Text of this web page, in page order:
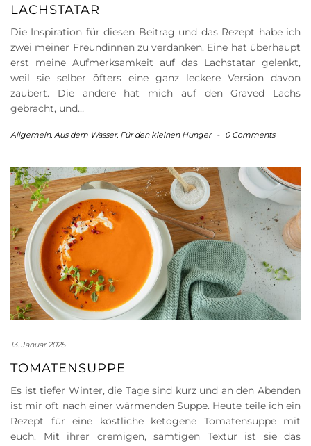
LACHSTATAR
Die Inspiration für diesen Beitrag und das Rezept habe ich
zwei meiner Freundinnen zu verdanken. Eine hat überhaupt
erst meine Aufmerksamkeit auf das Lachstatar gelenkt,
weil sie selber öfters eine ganz leckere Version davon
zaubert. Die andere hat mich auf den Graved Lachs
gebracht, und…
Allgemein, Aus dem Wasser, Für den kleinen Hunger - 0 Comments
13. Januar 2025
TOMATENSUPPE
Es ist tiefer Winter, die Tage sind kurz und an den Abenden
ist mir oft nach einer wärmenden Suppe. Heute teile ich ein
Rezept für eine köstliche ketogene Tomatensuppe mit
euch. Mit ihrer cremigen, samtigen Textur ist sie das